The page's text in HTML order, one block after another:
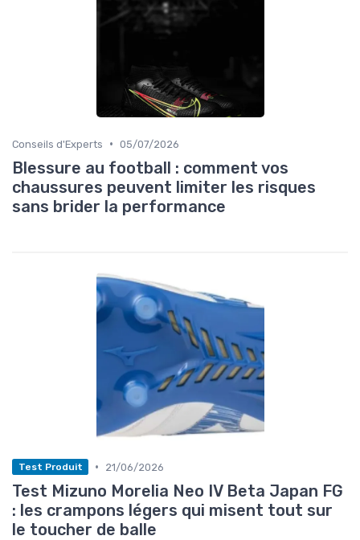
Conseils d'Experts • 05/07/2026
Blessure au football : comment vos
chaussures peuvent limiter les risques
sans brider la performance
Test Produit • 21/06/2026
Test Mizuno Morelia Neo IV Beta Japan FG
: les crampons légers qui misent tout sur
le toucher de balle